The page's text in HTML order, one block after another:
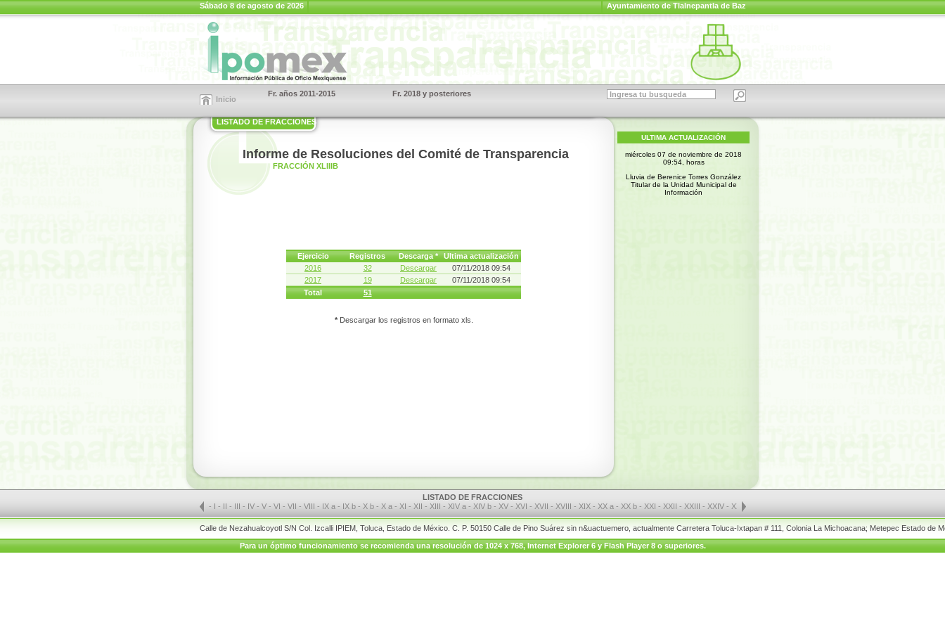
Ayuntamiento de Tlalnepantla de Baz
Sábado 8 de agosto de 2026
Inicio
Fr. años 2011-2015 Fr. 2018 y posteriores
LISTADO DE FRACCIONES
Informe de Resoluciones del Comité de Transparencia
FRACCIÓN XLIIIB
Ejercicio Registros Descarga *
Ultima actualización
2016
32 Descargar
07/11/2018 09:54
2017
19 Descargar
07/11/2018 09:54
Total
51
*Descargar los registros en formato xls.
ULTIMA ACTUALIZACIÓN
miércoles 07 de noviembre de 2018
09:54, horas
Lluvia de Berenice Torres González
Titular de la Unidad Municipal de
Información
LISTADO DE FRACCIONES
- I - II - III - IV - V - VI - VII - VIII - IX a- IX b- X b- X a- XI - XII - XIII - XIV a- XIV b- XV - XVI - XVII - XVIII - XIX - XX a- XX b- XXI - XXII - XXIII - XXIV - XXV a
Calle de Nezahualcoyotl S/N Col. Izcalli IPIEM, Toluca, Estado de México. C. P. 50150 Calle de Pino Suárez sin n&uactuemero, actualmente Carretera Toluca-Ixtapan # 111, Colonia La Michoacana; Metepec Estado de
Para un óptimo funcionamiento se recomienda una resolución de 1024 x 768, Internet Explorer 6 y Flash Player 8 o superiores.